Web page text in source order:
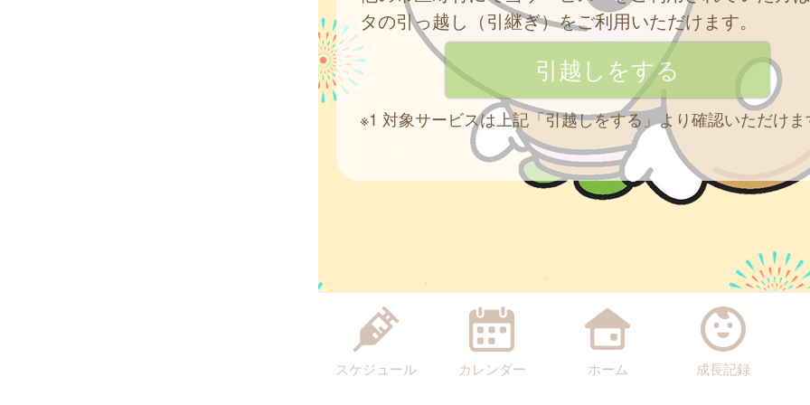
タの引っ越し（引継ぎ）をご利用いただけます。
※1 対象サービスは上記「引越しをする」より確認いただけま
スケジュール カレンダー ホーム 成長記録